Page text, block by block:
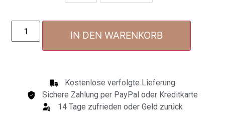
IN DEN WARENKORB
Kostenlose verfolgte Lieferung
Sichere Zahlung per PayPal oder Kreditkarte
14 Tage zufrieden oder Geld zurück